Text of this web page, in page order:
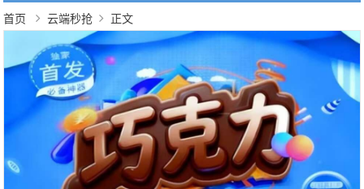
首页 云端秒抢 正文